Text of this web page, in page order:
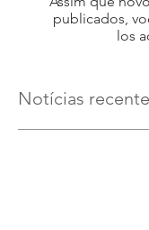
publicados,
los
Notícias